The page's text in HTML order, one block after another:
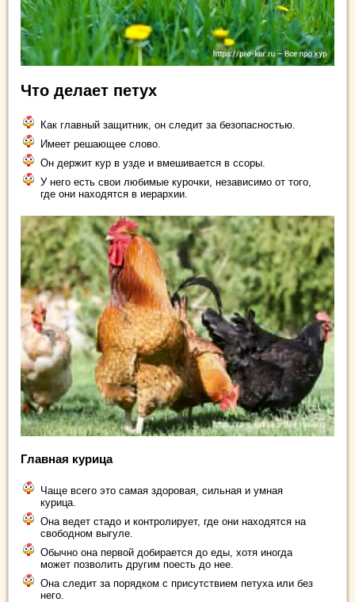
Что делает петух
Как главный защитник, он следит за безопасностью.
Имеет решающее слово.
Он держит кур в узде и вмешивается в ссоры.
У него есть свои любимые курочки, независимо от того,
где они находятся в иерархии.
Главная курица
Чаще всего это самая здоровая, сильная и умная
курица.
Она ведет стадо и контролирует, где они находятся на
свободном выгуле.
Обычно она первой добирается до еды, хотя иногда
может позволить другим поесть до нее.
Она следит за порядком с присутствием петуха или без
него.